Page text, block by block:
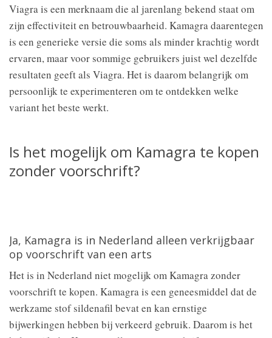
Viagra is een merknaam die al jarenlang bekend staat om
zijn effectiviteit en betrouwbaarheid. Kamagra daarentegen
is een generieke versie die soms als minder krachtig wordt
ervaren, maar voor sommige gebruikers juist wel dezelfde
resultaten geeft als Viagra. Het is daarom belangrijk om
persoonlijk te experimenteren om te ontdekken welke
variant het beste werkt.
Is het mogelijk om Kamagra te kopen
zonder voorschrift?
Ja, Kamagra is in Nederland alleen verkrijgbaar
op voorschrift van een arts
Het is in Nederland niet mogelijk om Kamagra zonder
voorschrift te kopen. Kamagra is een geneesmiddel dat de
werkzame stof sildenafil bevat en kan ernstige
bijwerkingen hebben bij verkeerd gebruik. Daarom is het